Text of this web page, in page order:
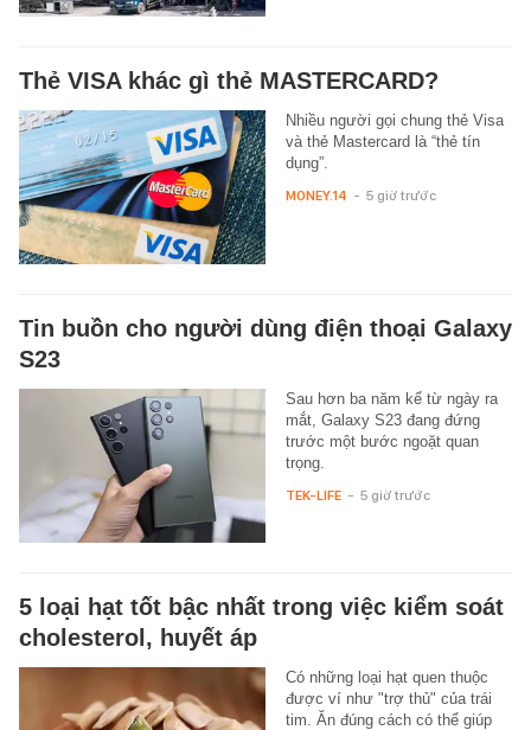
Thẻ VISA khác gì thẻ MASTERCARD?
Nhiều người gọi chung thẻ Visa
và thẻ Mastercard là “thẻ tín
dụng”.
MONEY.14 - 5 giờ trước
Tin buồn cho người dùng điện thoại Galaxy
S23
Sau hơn ba năm kể từ ngày ra
mắt, Galaxy S23 đang đứng
trước một bước ngoặt quan
trọng.
TEK-LIFE - 5 giờ trước
5 loại hạt tốt bậc nhất trong việc kiểm soát
cholesterol, huyết áp
Có những loại hạt quen thuộc
được ví như "trợ thủ" của trái
tim. Ăn đúng cách có thể giúp